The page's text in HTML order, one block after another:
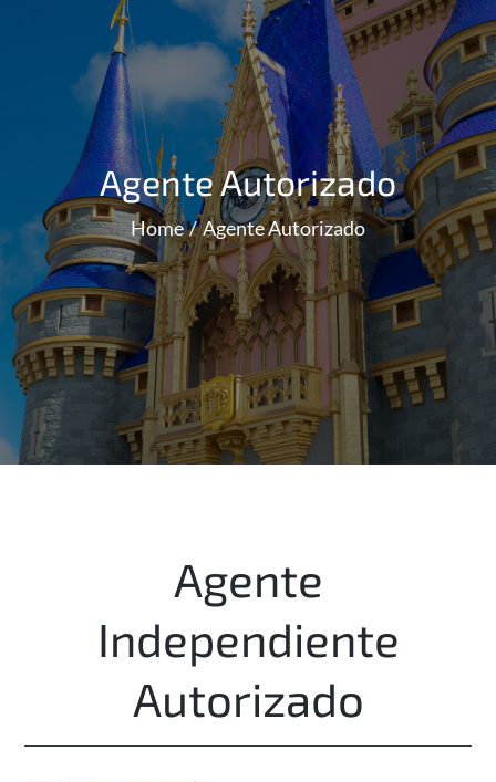
Agente Autorizado
Home Agente Autorizado
Agente
Independiente
Autorizado